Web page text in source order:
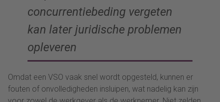
concurrentiebeding vergeten
kan later juridische problemen
opleveren
Omdat een VSO vaak snel wordt opgesteld, kunnen er
fouten of onvolledigheden insluipen, wat nadelig kan zijn